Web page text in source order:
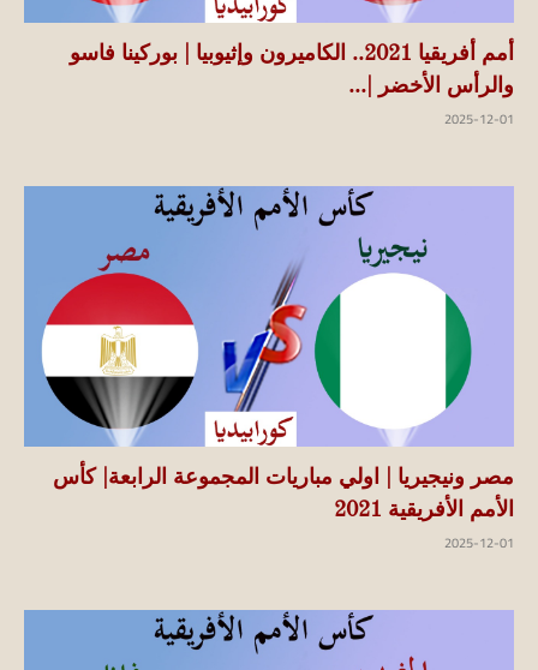
أمم أفريقيا 2021.. الكاميرون وإثيوبيا | بوركينا فاسو
والرأس الأخضر |...
2025-12-01
مصر ونيجيريا | اولي مباريات المجموعة الرابعة| كأس
الأمم الأفريقية 2021
2025-12-01